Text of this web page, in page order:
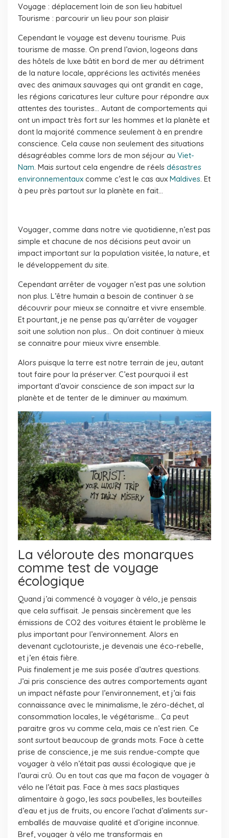
Voyage : déplacement loin de son lieu habituel
Tourisme : parcourir un lieu pour son plaisir
Cependant le voyage est devenu tourisme. Puis
tourisme de masse. On prend l’avion, logeons dans
des hôtels de luxe bâtit en bord de mer au détriment
de la nature locale, apprécions les activités menées
avec des animaux sauvages qui ont grandit en cage,
les régions caricatures leur culture pour répondre aux
attentes des touristes… Autant de comportements qui
ont un impact très fort sur les hommes et la planète et
dont la majorité commence seulement à en prendre
conscience. Cela cause non seulement des situations
désagréables comme lors de mon séjour au Viet-
Nam. Mais surtout cela engendre de réels désastres
environnementaux comme c’est le cas aux Maldives. Et
à peu près partout sur la planète en fait…
Voyager, comme dans notre vie quotidienne, n’est pas
simple et chacune de nos décisions peut avoir un
impact important sur la population visitée, la nature, et
le développement du site.
Cependant arrêter de voyager n’est pas une solution
non plus. L’être humain a besoin de continuer à se
découvrir pour mieux se connaitre et vivre ensemble.
Et pourtant, je ne pense pas qu’arrêter de voyager
soit une solution non plus… On doit continuer à mieux
se connaitre pour mieux vivre ensemble.
Alors puisque la terre est notre terrain de jeu, autant
tout faire pour la préserver. C’est pourquoi il est
important d’avoir conscience de son impact sur la
planète et de tenter de le diminuer au maximum.
La véloroute des monarques
comme test de voyage
écologique
Quand j’ai commencé à voyager à vélo, je pensais
que cela suffisait. Je pensais sincèrement que les
émissions de CO2 des voitures étaient le problème le
plus important pour l’environnement. Alors en
devenant cyclotouriste, je devenais une éco-rebelle,
et j’en étais fière.
Puis finalement je me suis posée d’autres questions.
J’ai pris conscience des autres comportements ayant
un impact néfaste pour l’environnement, et j’ai fais
connaissance avec le minimalisme, le zéro-déchet, al
consommation locales, le végétarisme… Ça peut
paraitre gros vu comme cela, mais ce n’est rien. Ce
sont surtout beaucoup de grands mots. Face à cette
prise de conscience, je me suis rendue-compte que
voyager à vélo n’était pas aussi écologique que je
l’aurai crû. Ou en tout cas que ma façon de voyager à
vélo ne l’était pas. Face à mes sacs plastiques
alimentaire à gogo, les sacs poubelles, les bouteilles
d’eau et jus de fruits, ou encore l’achat d’aliments sur-
emballés de mauvaise qualité et d’origine inconnue.
Bref, voyager à vélo me transformais en